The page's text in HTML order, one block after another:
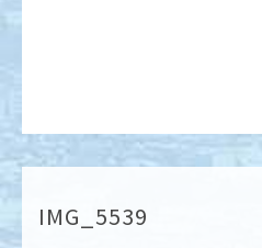
IMG_5539